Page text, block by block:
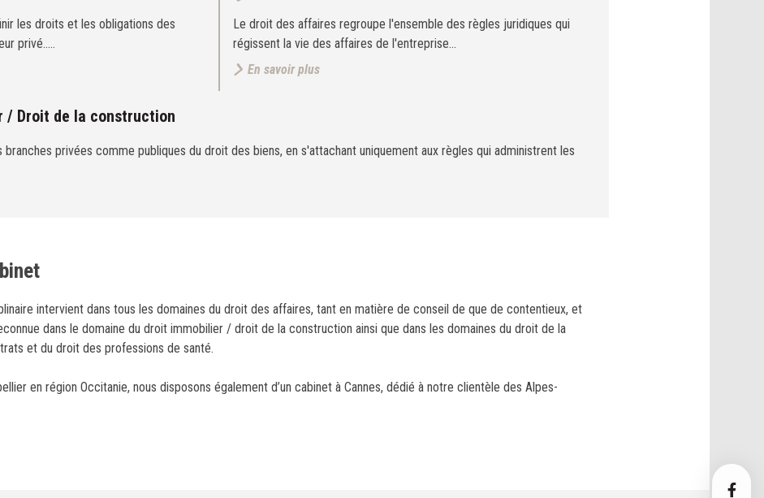
les droits et les obligations des
privé..…
Le droit des affaires regroupe l'ensemble des règles juridiques qui
régissent la vie des affaires de l'entreprise…
En savoir plus
/ Droit de la construction
privées comme publiques du droit des biens, en s'attachant uniquement aux règles qui administrent les
intervient dans tous les domaines du droit des affaires, tant en matière de conseil de que de contentieux, et
dans le domaine du droit immobilier / droit de la construction ainsi que dans les domaines du droit de la
et du droit des professions de santé.
en région Occitanie, nous disposons également d’un cabinet à Cannes, dédié à notre clientèle des Alpes-